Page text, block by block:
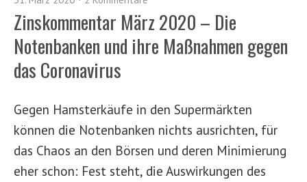
Zinskommentar März 2020 – Die
Notenbanken und ihre Maßnahmen gegen
das Coronavirus
Gegen Hamsterkäufe in den Supermärkten
können die Notenbanken nichts ausrichten, für
das Chaos an den Börsen und deren Minimierung
eher schon: Fest steht, die Auswirkungen des